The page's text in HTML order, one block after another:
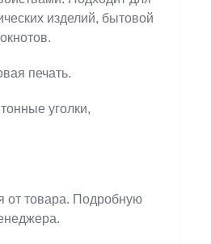
изделий, бытовой
печать.
уголки,
от товара. Подробную